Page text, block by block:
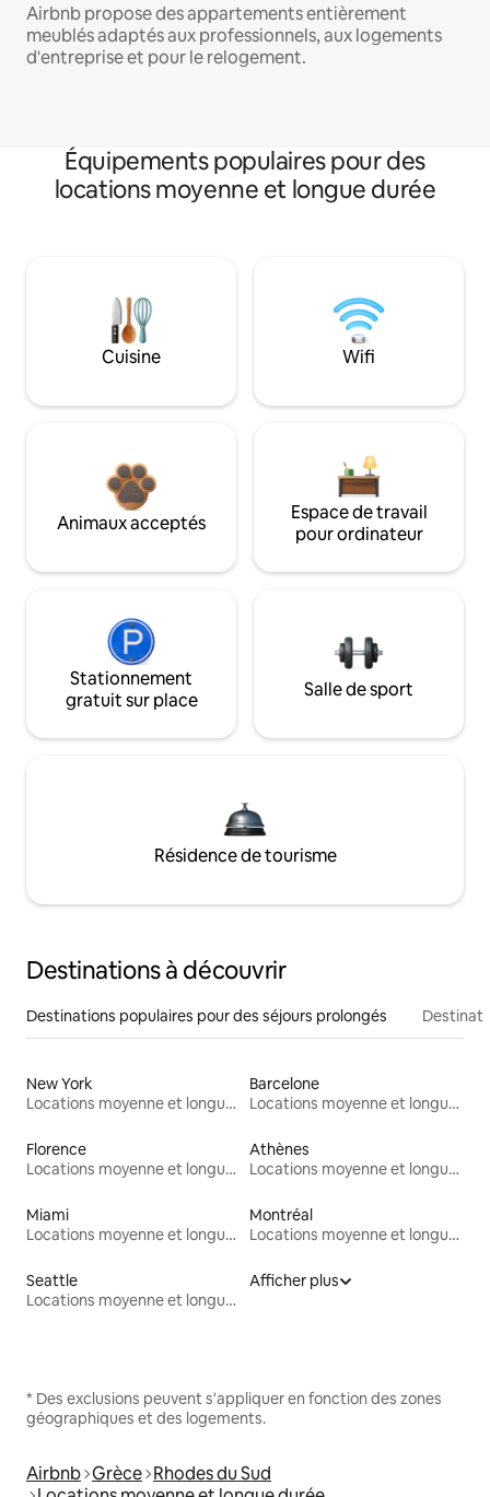
Airbnb propose des appartements entièrement
meublés adaptés aux professionnels, aux logements
d'entreprise et pour le relogement.
Équipements populaires pour des
locations moyenne et longue durée
Cuisine Wifi
Animaux acceptés
Espace de travail
pour ordinateur
Stationnement
gratuit sur place
Salle de sport
Résidence de tourisme
Destinations à découvrir
Destinations populaires pour des séjours prolongés
New York
Locations moyenne et longue durée
Barcelone
Locations moyenne et longue durée
Florence
Locations moyenne et longue durée
Athènes
Locations moyenne et longue durée
Miami
Locations moyenne et longue durée
Montréal
Locations moyenne et longue durée
Seattle
Locations moyenne et longue durée
Afficher plus
* Des exclusions peuvent s'appliquer en fonction des zones
géographiques et des logements.
Airbnb Grèce Rhodes du Sud